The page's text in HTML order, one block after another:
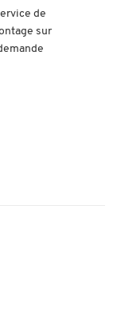
de
sur